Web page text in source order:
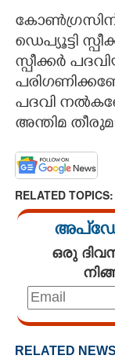
കോണ്‍ഗ്രസിന്
ഡെപ്യൂട്ടി
സ്പീക്കര്‍
പദവി
അന്തിമ
RELATED TOPICS:
ഒരു
RELATED NEWS